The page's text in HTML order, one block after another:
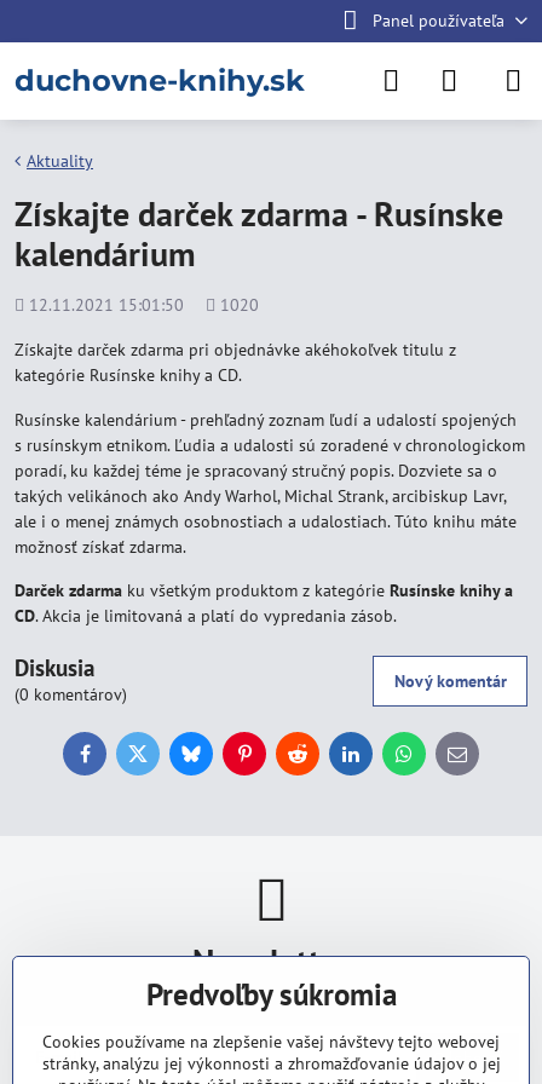
Panel používateľa
duchovne-knihy.sk
Aktuality
Získajte darček zdarma - Rusínske
kalendárium
Pridané
12.11.2021 15:01:50
Počet
1020
Získajte darček zdarma pri objednávke akéhokoľvek titulu z
kategórie Rusínske knihy a CD.
Rusínske kalendárium - prehľadný zoznam ľudí a udalostí spojených
s rusínskym etnikom. Ľudia a udalosti sú zoradené v chronologickom
poradí, ku každej téme je spracovaný stručný popis. Dozviete sa o
takých velikánoch ako Andy Warhol, Michal Strank, arcibiskup Lavr,
ale i o menej známych osobnostiach a udalostiach. Túto knihu máte
možnosť získať zdarma.
Darček zdarma ku všetkým produktom z kategórie Rusínske knihy a
CD. Akcia je limitovaná a platí do vypredania zásob.
Diskusia
(0 komentárov)
Nový komentár
FacebookTwitterBlueskyPinterestReddit LinkedInWhatsApp
E-
mail
Newsletter
Odoberať naše novinky:
Odoberať
Predvoľby súkromia
Cookies používame na zlepšenie vašej návštevy tejto webovej
stránky, analýzu jej výkonnosti a zhromažďovanie údajov o jej